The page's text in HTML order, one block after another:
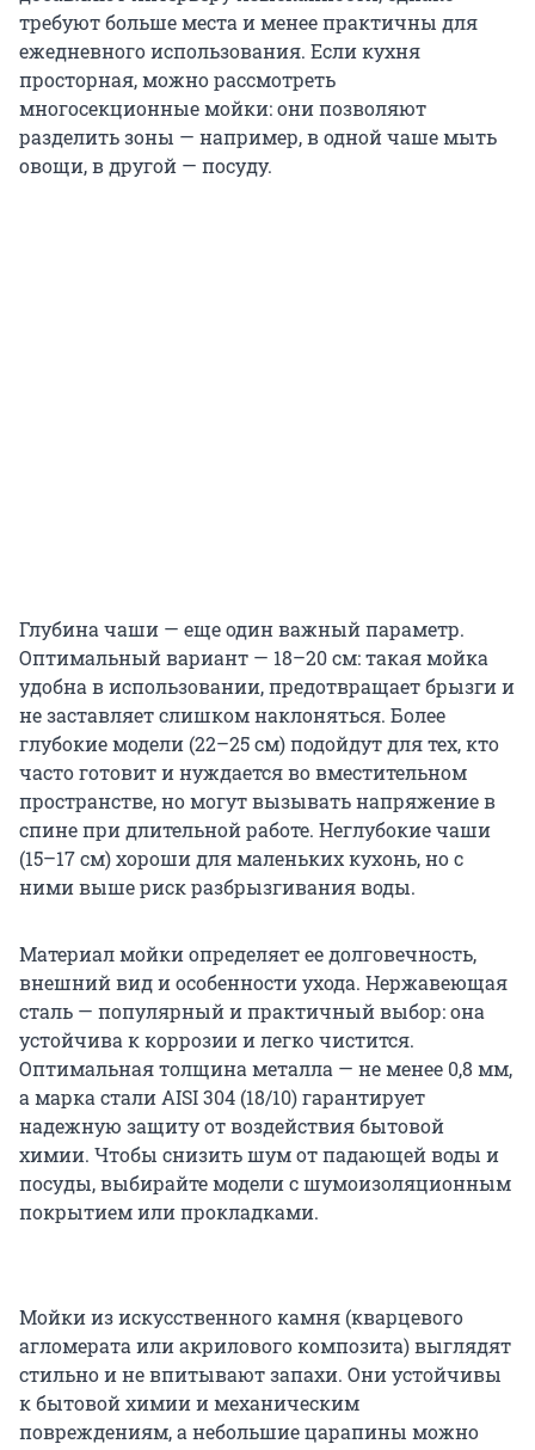
требуют больше места и менее практичны для
ежедневного использования. Если кухня
просторная, можно рассмотреть
многосекционные мойки: они позволяют
разделить зоны — например, в одной чаше мыть
овощи, в другой — посуду.
Глубина чаши — еще один важный параметр.
Оптимальный вариант — 18–20 см: такая мойка
удобна в использовании, предотвращает брызги и
не заставляет слишком наклоняться. Более
глубокие модели (22–25 см) подойдут для тех, кто
часто готовит и нуждается во вместительном
пространстве, но могут вызывать напряжение в
спине при длительной работе. Неглубокие чаши
(15–17 см) хороши для маленьких кухонь, но с
ними выше риск разбрызгивания воды.
Материал мойки определяет ее долговечность,
внешний вид и особенности ухода. Нержавеющая
сталь — популярный и практичный выбор: она
устойчива к коррозии и легко чистится.
Оптимальная толщина металла — не менее 0,8 мм,
а марка стали AISI 304 (18/10) гарантирует
надежную защиту от воздействия бытовой
химии. Чтобы снизить шум от падающей воды и
посуды, выбирайте модели с шумоизоляционным
покрытием или прокладками.
Мойки из искусственного камня (кварцевого
агломерата или акрилового композита) выглядят
стильно и не впитывают запахи. Они устойчивы
к бытовой химии и механическим
повреждениям, а небольшие царапины можно